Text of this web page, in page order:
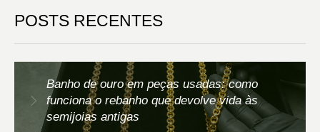
POSTS RECENTES
Banho de ouro em peças usadas: como
funciona o rebanho que devolve vida às
semijoias antigas